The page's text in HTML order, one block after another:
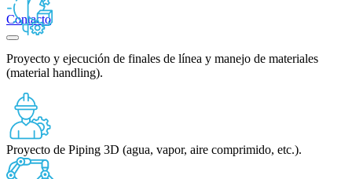
Contacto
Proyecto y ejecución de finales de línea y manejo de materiales
(material handling).
️Proyecto de Piping 3D (agua, vapor, aire comprimido, etc.).